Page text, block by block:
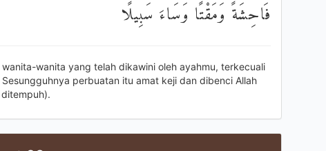
فَاحِشَةً وَمَقْتًا وَسَاءَ سَبِيلًا
wanita yang telah dikawini oleh ayahmu, terkecuali
perbuatan itu amat keji dan dibenci Allah